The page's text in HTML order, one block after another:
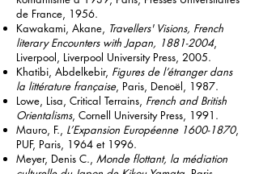
de France, 1956.
Kawakami, Akane, Travellers' Visions, French
literary Encounters with Japan, 1881-2004,
Liverpool, Liverpool University Press, 2005.
Khatibi, Abdelkebir, Figures de l’étranger dans
la littérature française, Paris, Denoël, 1987.
Lowe, Lisa, Critical Terrains, French and British
Orientalisms, Cornell University Press, 1991.
Mauro, F., L’Expansion Européenne 1600-1870,
PUF, Paris, 1964 et 1996.
Meyer, Denis C., Monde flottant, la médiation